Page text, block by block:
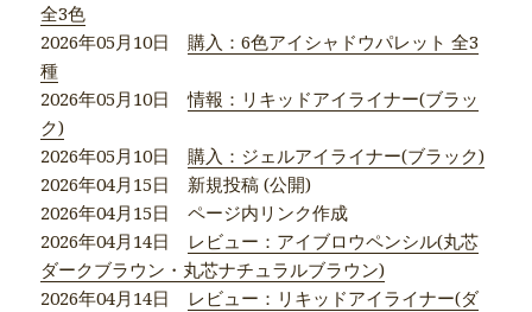
全3色
2026年05月10日購入：6色アイシャドウパレット 全3
種
2026年05月10日情報：リキッドアイライナー(ブラッ
ク)
2026年05月10日購入：ジェルアイライナー(ブラック)
2026年04月15日 新規投稿 (公開)
2026年04月15日 ページ内リンク作成
2026年04月14日 レビュー：アイブロウペンシル(丸芯
ダークブラウン・丸芯ナチュラルブラウン)
2026年04月14日 レビュー：リキッドアイライナー(ダ